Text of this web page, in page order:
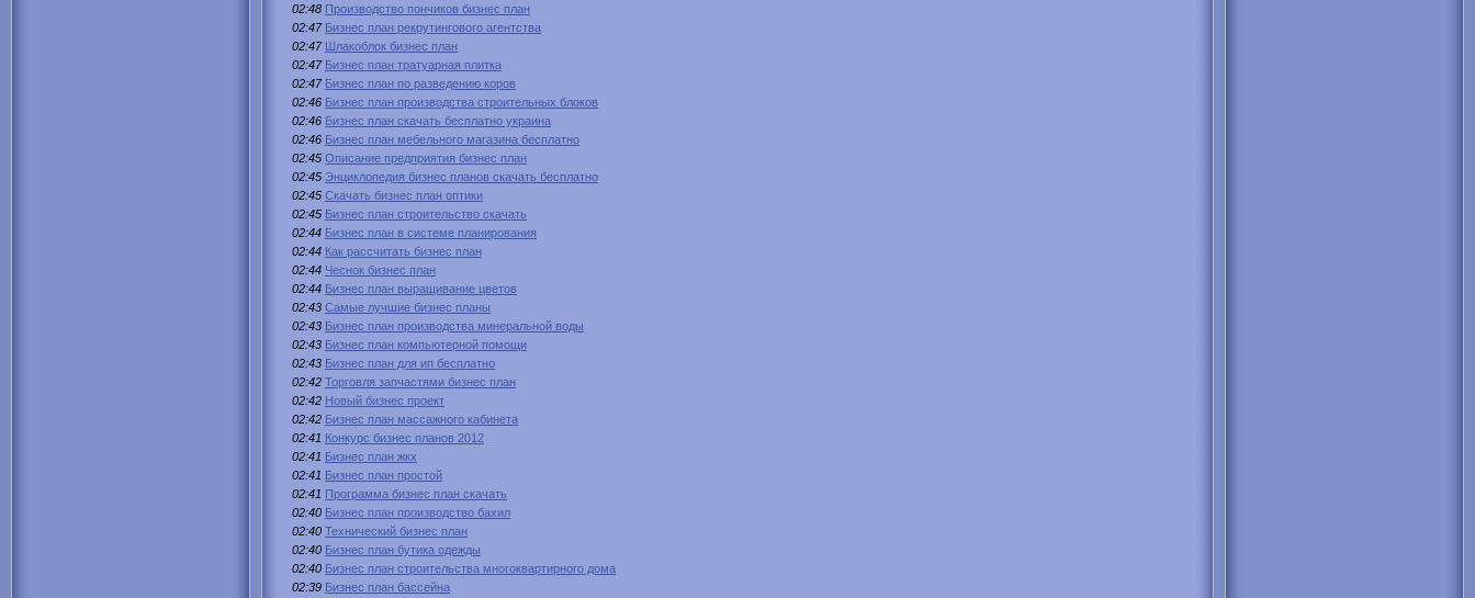
02:48 Производство пончиков бизнес план
02:47 Бизнес план рекрутингового агентства
02:47 Шлакоблок бизнес план
02:47 Бизнес план тратуарная плитка
02:47 Бизнес план по разведению коров
02:46 Бизнес план производства строительных блоков
02:46 Бизнес план скачать бесплатно украина
02:46 Бизнес план мебельного магазина бесплатно
02:45 Описание предприятия бизнес план
02:45 Энциклопедия бизнес планов скачать бесплатно
02:45 Скачать бизнес план оптики
02:45 Бизнес план строительство скачать
02:44 Бизнес план в системе планирования
02:44 Как рассчитать бизнес план
02:44 Чеснок бизнес план
02:44 Бизнес план выращивание цветов
02:43 Самые лучшие бизнес планы
02:43 Бизнес план производства минеральной воды
02:43 Бизнес план компьютерной помощи
02:43 Бизнес план для ип бесплатно
02:42 Торговля запчастями бизнес план
02:42 Новый бизнес проект
02:42 Бизнес план массажного кабинета
02:41 Конкурс бизнес планов 2012
02:41 Бизнес план жкх
02:41 Бизнес план простой
02:41 Программа бизнес план скачать
02:40 Бизнес план производство бахил
02:40 Технический бизнес план
02:40 Бизнес план бутика одежды
02:40 Бизнес план строительства многоквартирного дома
02:39 Бизнес план бассейна